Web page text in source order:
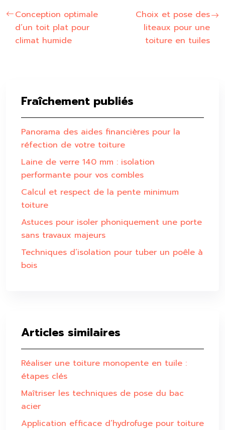
Conception optimale
d’un toit plat pour
climat humide
Choix et pose des
liteaux pour une
toiture en tuiles
Fraîchement publiés
Panorama des aides financières pour la
réfection de votre toiture
Laine de verre 140 mm : isolation
performante pour vos combles
Calcul et respect de la pente minimum
toiture
Astuces pour isoler phoniquement une porte
sans travaux majeurs
Techniques d’isolation pour tuber un poêle à
bois
Articles similaires
Réaliser une toiture monopente en tuile :
étapes clés
Maîtriser les techniques de pose du bac
acier
Application efficace d’hydrofuge pour toiture